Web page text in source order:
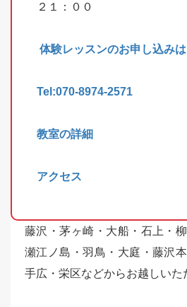
２１：００
体験レッスンのお申し込み
Tel:070-8974-2571
教室の詳細
アクセス
藤沢・茅ヶ崎・大船・石上・
瀬江ノ島・羽鳥・大庭・藤沢
手広・栄区などからお越しいた